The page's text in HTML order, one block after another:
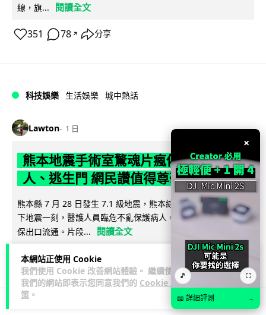
本網站正使用 Cookie
我們使用 Cookie 改善網站體驗。 繼續使用
我們的網站即表示您同意我們的 Cookie 政
策 。
線，旗...
閱讀全文
351 78 ↗ 分享
科技娛樂 生活娛樂 城中熱話
Lawton 1 日
熊本地震手術室驚魂片瘋傳 醫護保護病
人、逃生門 網民讚值得尊敬
熊本縣 7 月 28 日發生 7.1 級地震，熊本綜合醫院手術室鏡頭拍
下地震一刻，醫護人員臨危不亂保護病人，更馬上開逃生門確
保出口流通。片段...
閱讀全文
67 21↗ 分享
×
🎵 ⛶
📖 詳細評測 →